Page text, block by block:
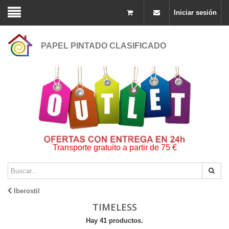
Iniciar sesión
PAPEL PINTADO CLASIFICADO
Transporte gratuito a partir de 75 €
Iberostil
TIMELESS
Hay 41 productos.